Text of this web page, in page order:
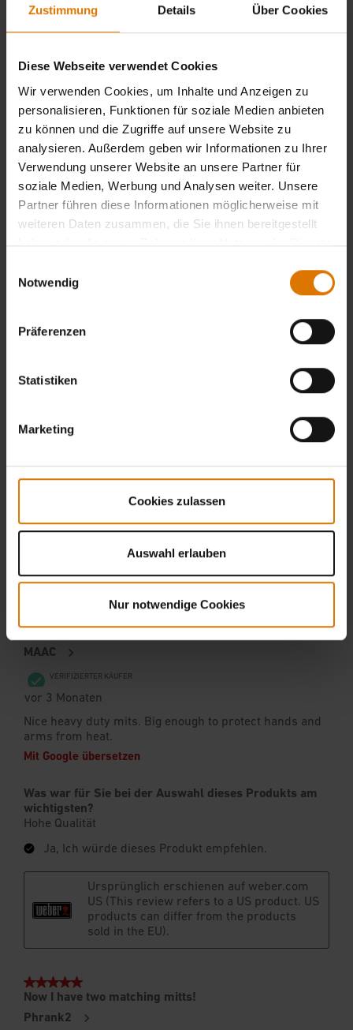
Zustimmung Details Über Cookies
Diese Webseite verwendet Cookies
Wir verwenden Cookies, um Inhalte und Anzeigen zu
personalisieren, Funktionen für soziale Medien anbieten
zu können und die Zugriffe auf unsere Website zu
analysieren. Außerdem geben wir Informationen zu Ihrer
Verwendung unserer Website an unsere Partner für
soziale Medien, Werbung und Analysen weiter. Unsere
Partner führen diese Informationen möglicherweise mit
weiteren Daten zusammen, die Sie ihnen bereitgestellt
haben oder die sie im Rahmen Ihrer Nutzung der Dienste
Notwendig
Präferenzen
Statistiken
Marketing
Cookies zulassen
Auswahl erlauben
Nur notwendige Cookies